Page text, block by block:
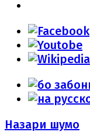
Назари шумо